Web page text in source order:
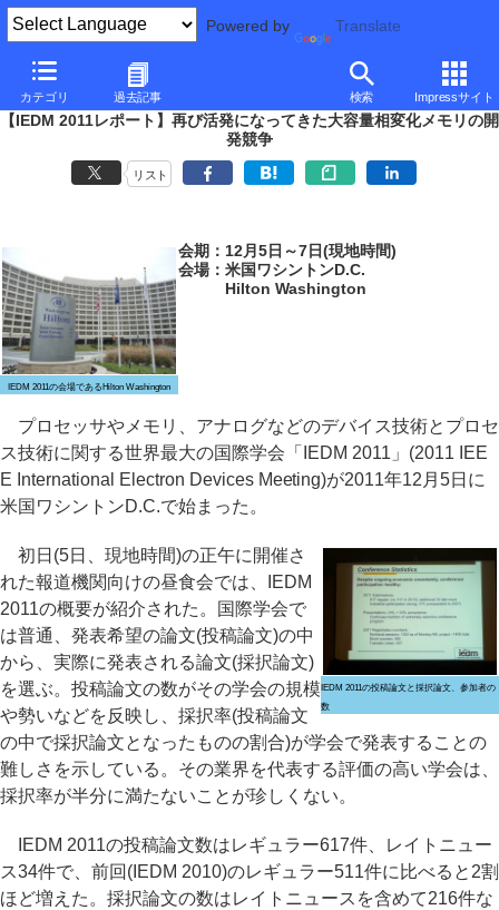
Powered by Translate
カテゴリ 過去記事 検索 Impressサイト
PC Watch イベント
【IEDM 2011レポート】再び活発になってきた大容量相変化メモリの開
発競争
リスト
IEDM 2011の会場であるHilton Washington
会期：12月5日～7日(現地時間)
会場：米国ワシントンD.C.
Hilton Washington
プロセッサやメモリ、アナログなどのデバイス技術とプロセ
ス技術に関する世界最大の国際学会「IEDM 2011」(2011 IEE
E International Electron Devices Meeting)が2011年12月5日に
米国ワシントンD.C.で始まった。
IEDM 2011の投稿論文と採択論文、参加者の
数
初日(5日、現地時間)の正午に開催さ
れた報道機関向けの昼食会では、IEDM
2011の概要が紹介された。国際学会で
は普通、発表希望の論文(投稿論文)の中
から、実際に発表される論文(採択論文)
を選ぶ。投稿論文の数がその学会の規模
や勢いなどを反映し、採択率(投稿論文
の中で採択論文となったものの割合)が学会で発表することの
難しさを示している。その業界を代表する評価の高い学会は、
採択率が半分に満たないことが珍しくない。
IEDM 2011の投稿論文数はレギュラー617件、レイトニュー
ス34件で、前回(IEDM 2010)のレギュラー511件に比べると2割
ほど増えた。採択論文の数はレイトニュースを含めて216件な